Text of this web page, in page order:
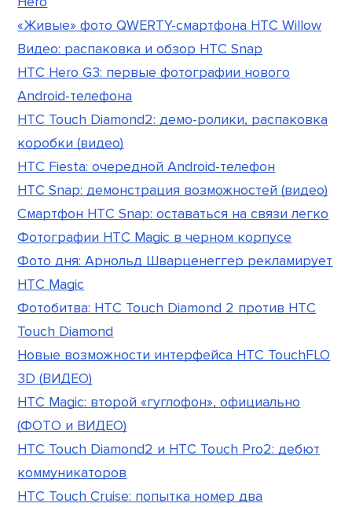
«Живые» фото QWERTY-смартфона HTC Willow
Видео: распаковка и обзор HTC Snap
HTC Hero G3: первые фотографии нового
Android-телефона
HTC Touch Diamond2: демо-ролики, распаковка
коробки (видео)
HTC Fiesta: очередной Android-телефон
HTC Snap: демонстрация возможностей (видео)
Смартфон HTC Snap: оставаться на связи легко
Фотографии HTC Magic в черном корпусе
Фото дня: Арнольд Шварценеггер рекламирует
HTC Magic
Фотобитва: HTC Touch Diamond 2 против HTC
Touch Diamond
Новые возможности интерфейса HTC TouchFLO
3D (ВИДЕО)
HTC Magic: второй «гуглофон», официально
(ФОТО и ВИДЕО)
HTC Touch Diamond2 и HTC Touch Pro2: дебют
коммуникаторов
HTC Touch Cruise: попытка номер два